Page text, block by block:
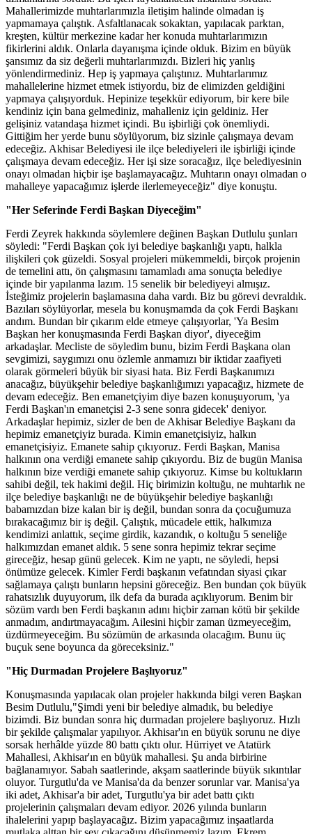
Mahallerimizde muhtarlarımızla iletişim halinde olmadan iş
yapmamaya çalıştık. Asfaltlanacak sokaktan, yapılacak parktan,
kreşten, kültür merkezine kadar her konuda muhtarlarımızın
fikirlerini aldık. Onlarla dayanışma içinde olduk. Bizim en büyük
şansımız da siz değerli muhtarlarımızdı. Bizleri hiç yanlış
yönlendirmediniz. Hep iş yapmaya çalıştınız. Muhtarlarımız
mahallelerine hizmet etmek istiyordu, biz de elimizden geldiğini
yapmaya çalışıyorduk. Hepinize teşekkür ediyorum, bir kere bile
kendiniz için bana gelmediniz, mahalleniz için geldiniz. Her
gelişiniz vatandaşa hizmet içindi. Bu işbirliği çok önemliydi.
Gittiğim her yerde bunu söylüyorum, biz sizinle çalışmaya devam
edeceğiz. Akhisar Belediyesi ile ilçe belediyeleri ile işbirliği içinde
çalışmaya devam edeceğiz. Her işi size soracağız, ilçe belediyesinin
onayı olmadan hiçbir işe başlamayacağız. Muhtarın onayı olmadan o
mahalleye yapacağımız işlerde ilerlemeyeceğiz" diye konuştu.
"Her Seferinde Ferdi Başkan Diyeceğim"
Ferdi Zeyrek hakkında söylemlere değinen Başkan Dutlulu şunları
söyledi: "Ferdi Başkan çok iyi belediye başkanlığı yaptı, halkla
ilişkileri çok güzeldi. Sosyal projeleri mükemmeldi, birçok projenin
de temelini attı, ön çalışmasını tamamladı ama sonuçta belediye
içinde bir yapılanma lazım. 15 senelik bir belediyeyi almışız.
İsteğimiz projelerin başlamasına daha vardı. Biz bu görevi devraldık.
Bazıları söylüyorlar, mesela bu konuşmamda da çok Ferdi Başkanı
andım. Bundan bir çıkarım elde etmeye çalışıyorlar, 'Ya Besim
Başkan her konuşmasında Ferdi Başkan diyor', diyeceğim
arkadaşlar. Mecliste de söyledim bunu, bizim Ferdi Başkana olan
sevgimizi, saygımızı onu özlemle anmamızı bir iktidar zaafiyeti
olarak görmeleri büyük bir siyasi hata. Biz Ferdi Başkanımızı
anacağız, büyükşehir belediye başkanlığımızı yapacağız, hizmete de
devam edeceğiz. Ben emanetçiyim diye bazen konuşuyorum, 'ya
Ferdi Başkan'ın emanetçisi 2-3 sene sonra gidecek' deniyor.
Arkadaşlar hepimiz, sizler de ben de Akhisar Belediye Başkanı da
hepimiz emanetçiyiz burada. Kimin emanetçisiyiz, halkın
emanetçisiyiz. Emanete sahip çıkıyoruz. Ferdi Başkan, Manisa
halkının ona verdiği emanete sahip çıkıyordu. Biz de bugün Manisa
halkının bize verdiği emanete sahip çıkıyoruz. Kimse bu koltukların
sahibi değil, tek hakimi değil. Hiç birimizin koltuğu, ne muhtarlık ne
ilçe belediye başkanlığı ne de büyükşehir belediye başkanlığı
babamızdan bize kalan bir iş değil, bundan sonra da çocuğumuza
bırakacağımız bir iş değil. Çalıştık, mücadele ettik, halkımıza
kendimizi anlattık, seçime girdik, kazandık, o koltuğu 5 seneliğe
halkımızdan emanet aldık. 5 sene sonra hepimiz tekrar seçime
gireceğiz, hesap günü gelecek. Kim ne yaptı, ne söyledi, hepsi
önümüze gelecek. Kimler Ferdi başkanın vefatından siyasi çıkar
sağlamaya çalıştı bunların hepsini göreceğiz. Ben bundan çok büyük
rahatsızlık duyuyorum, ilk defa da burada açıklıyorum. Benim bir
sözüm vardı ben Ferdi başkanın adını hiçbir zaman kötü bir şekilde
anmadım, andırtmayacağım. Ailesini hiçbir zaman üzmeyeceğim,
üzdürmeyeceğim. Bu sözümün de arkasında olacağım. Bunu üç
buçuk sene boyunca da göreceksiniz."
"Hiç Durmadan Projelere Başlıyoruz"
Konuşmasında yapılacak olan projeler hakkında bilgi veren Başkan
Besim Dutlulu,"Şimdi yeni bir belediye almadık, bu belediye
bizimdi. Biz bundan sonra hiç durmadan projelere başlıyoruz. Hızlı
bir şekilde çalışmalar yapılıyor. Akhisar'ın en büyük sorunu ne diye
sorsak herhâlde yüzde 80 battı çıktı olur. Hürriyet ve Atatürk
Mahallesi, Akhisar'ın en büyük mahallesi. Şu anda birbirine
bağlanamıyor. Sabah saatlerinde, akşam saatlerinde büyük sıkıntılar
oluyor. Turgutlu'da ve Manisa'da da benzer sorunlar var. Manisa'ya
iki adet, Akhisar'a bir adet, Turgutlu'ya bir adet battı çıktı
projelerinin çalışmaları devam ediyor. 2026 yılında bunların
ihalelerini yapıp başlayacağız. Bizim yapacağımız inşaatlarda